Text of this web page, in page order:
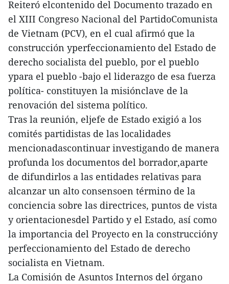
Reiteró elcontenido del Documento trazado en
el XIII Congreso Nacional del PartidoComunista
de Vietnam (PCV), en el cual afirmó que la
construcción yperfeccionamiento del Estado de
derecho socialista del pueblo, por el pueblo
ypara el pueblo -bajo el liderazgo de esa fuerza
política- constituyen la misiónclave de la
renovación del sistema político.
Tras la reunión, eljefe de Estado exigió a los
comités partidistas de las localidades
mencionadascontinuar investigando de manera
profunda los documentos del borrador,aparte
de difundirlos a las entidades relativas para
alcanzar un alto consensoen término de la
conciencia sobre las directrices, puntos de vista
y orientacionesdel Partido y el Estado, así como
la importancia del Proyecto en la construccióny
perfeccionamiento del Estado de derecho
socialista en Vietnam.
La Comisión de Asuntos Internos del órgano